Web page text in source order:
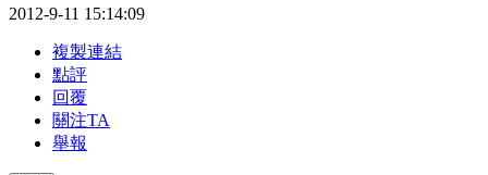
2012-9-11 15:14:09
複製連結
點評
回覆
關注TA
舉報